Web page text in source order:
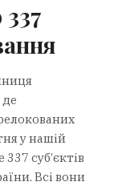
де
у нашій
суб’єктів
Всі вони